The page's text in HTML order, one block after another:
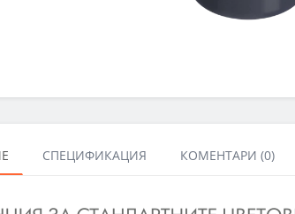
СПЕЦИФИКАЦИЯ КОМЕНТАРИ (0)